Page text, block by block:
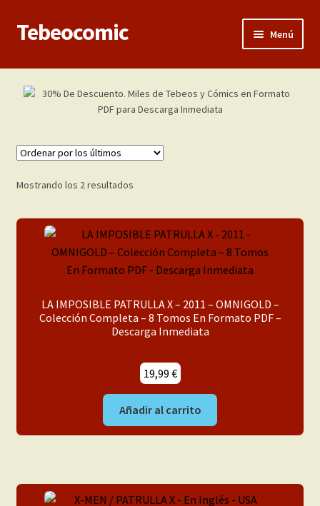
Ir
Ir
al
Tebeocomic Menú
Inicio
Franco-Belga
Adultos
Porno 3D
Inéditas
Mostrando los 2 resultadosOrdenado
los
últimos
LA IMPOSIBLE PATRULLA X – 2011 – OMNIGOLD –
Colección Completa – 8 Tomos En Formato PDF –
Descarga Inmediata
19,99 €
Añadir al carrito